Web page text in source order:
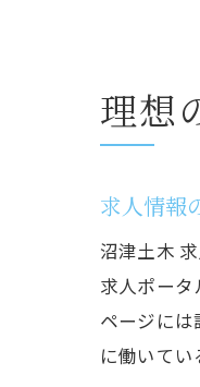
理想
求人情報
沼津土木
求人ポー
ページに
に働いて